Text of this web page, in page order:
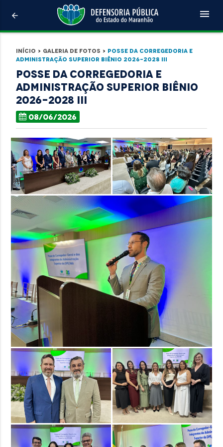
arrow_back menu
Início > Galeria de Fotos > Posse da Corregedoria e
Administração Superior biênio 2026-2028 III
Posse da Corregedoria e
Administração Superior biênio
2026-2028 III
08/06/2026